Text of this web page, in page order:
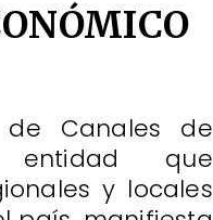
de Canales de
entidad que
y locales